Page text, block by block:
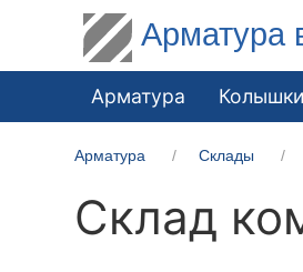
Арматура
Арматура Колышки
Арматура Склады
Склад